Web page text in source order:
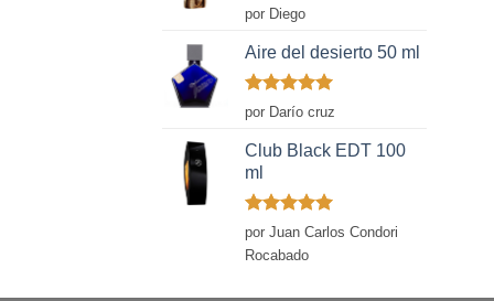
Valorado
con
de 5
por Diego
Aire del desierto 50 ml
Valorado
con
por Darío cruz
Club Black EDT 100
ml
Valorado
con 5 de 5
por Juan Carlos Condori
Rocabado